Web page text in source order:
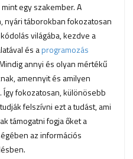
egy szakember. A
nyári táborokban fokozatosan
világába, kezdve a
és aprogramozás
annyi és olyan mértékű
amennyit és amilyen
fokozatosan, különösebb
felszívni ezt a tudást, ami
támogatni fogja őket a
az információs